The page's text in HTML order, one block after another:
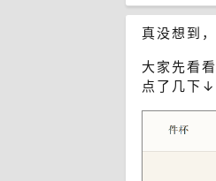
真没想到
大家先看
点了几下↓